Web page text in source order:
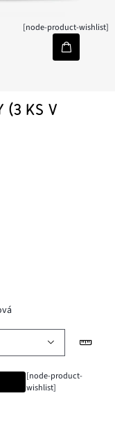
[node-product-wishlist]
(3 KS V
[node-product-
wishlist]